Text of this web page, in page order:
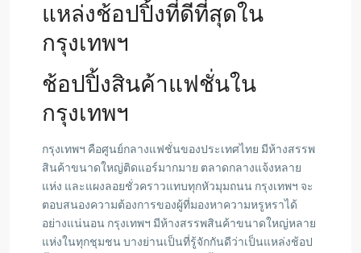
แหล่งช้อปปิ้งที่ดีที่สุดใน
กรุงเทพฯ
ช้อปปิ้งสินค้าแฟชั่นใน
กรุงเทพฯ
กรุงเทพฯ คือศูนย์กลางแฟชั่นของประเทศไทย มีห้างสรรพ
สินค้าขนาดใหญ่ติดแอร์มากมาย ตลาดกลางแจ้งหลาย
แห่ง และแผงลอยชั่วคราวแทบทุกหัวมุมถนน กรุงเทพฯ จะ
ตอบสนองความต้องการของผู้ที่มองหาความหรูหราได้
อย่างแน่นอน กรุงเทพฯ มีห้างสรรพสินค้าขนาดใหญ่หลาย
แห่งในทุกชุมชน บางย่านเป็นที่รู้จักกันดีว่าเป็นแหล่งช้อป